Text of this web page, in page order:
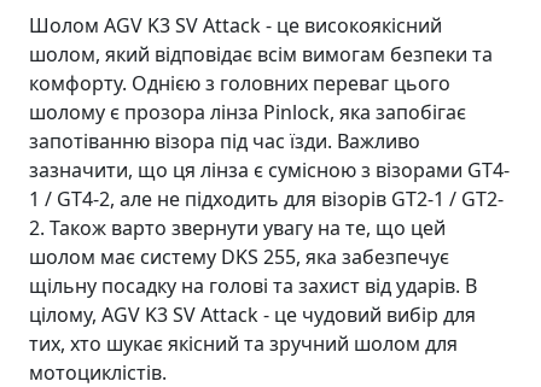
Шолом AGV K3 SV Attack - це високоякісний
шолом, який відповідає всім вимогам безпеки та
комфорту. Однією з головних переваг цього
шолому є прозора лінза Pinlock, яка запобігає
запотіванню візора під час їзди. Важливо
зазначити, що ця лінза є сумісною з візорами GT4-
1 / GT4-2, але не підходить для візорів GT2-1 / GT2-
2. Також варто звернути увагу на те, що цей
шолом має систему DKS 255, яка забезпечує
щільну посадку на голові та захист від ударів. В
цілому, AGV K3 SV Attack - це чудовий вибір для
тих, хто шукає якісний та зручний шолом для
мотоциклістів.